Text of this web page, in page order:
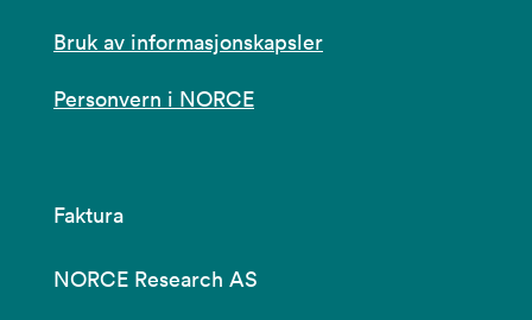
Bruk av informasjonskapsler
Personvern i NORCE
Faktura
NORCE Research AS